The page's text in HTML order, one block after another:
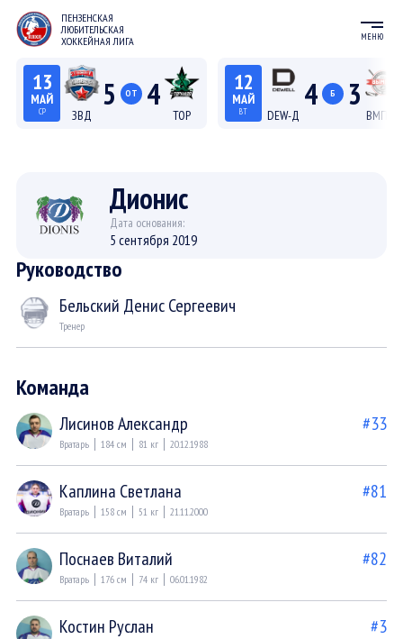
ПЕНЗЕНСКАЯ
ЛЮБИТЕЛЬСКАЯ
ХОККЕЙНАЯ ЛИГА
МЕНЮ
13
МАЙ
СР ЗВД
5 ОТ 4
ТОР
12
МАЙ
ВТ DEW-Д
4 Б 3
ВМП-Д
Дионис
Дата основания:
5 сентября 2019
Руководство
Бельский Денис Сергеевич
Тренер
Команда
Лисинов Александр #33
Вратарь 184 см 81 кг 20.12.1988
Каплина Светлана #81
Вратарь 158 см 51 кг 21.11.2000
Поснаев Виталий #82
Вратарь 176 см 74 кг 06.01.1982
Костин Руслан #3